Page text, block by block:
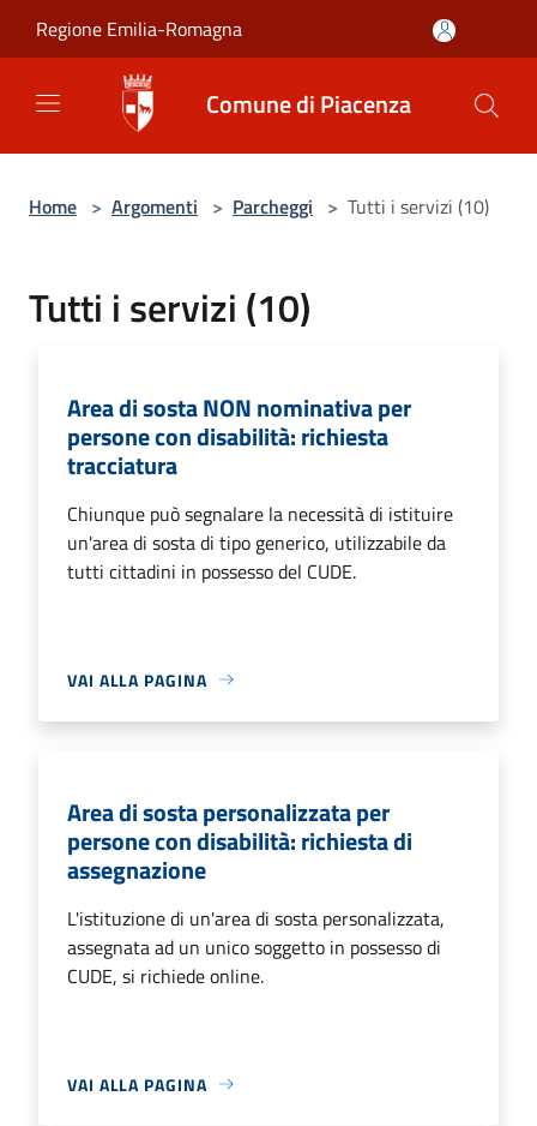
Regione Emilia-Romagna
Comune di Piacenza
Home > Argomenti > Parcheggi > Tutti i servizi (10)
Tutti i servizi (10)
Area di sosta NON nominativa per
persone con disabilità: richiesta
tracciatura
Chiunque può segnalare la necessità di istituire
un'area di sosta di tipo generico, utilizzabile da
tutti cittadini in possesso del CUDE.
VAI ALLA PAGINA
Area di sosta personalizzata per
persone con disabilità: richiesta di
assegnazione
L'istituzione di un'area di sosta personalizzata,
assegnata ad un unico soggetto in possesso di
CUDE, si richiede online.
VAI ALLA PAGINA